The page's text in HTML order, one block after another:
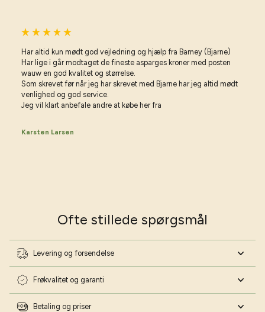
Har altid kun mødt god vejledning og hjælp fra Barney (Bjarne)
Har lige i går modtaget de fineste asparges kroner med posten
wauw en god kvalitet og størrelse.
Som skrevet før når jeg har skrevet med Bjarne har jeg altid mødt
venlighed og god service.
Jeg vil klart anbefale andre at købe her fra
Karsten Larsen
Ofte stillede spørgsmål
Levering og forsendelse
Frøkvalitet og garanti
Betaling og priser
Skriv dig op til mit nyhedsbrev og download min
havekalender helt gratis 📅
Navn